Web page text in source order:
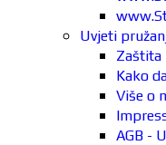
Uvjeti
Zaštita
Kako
Više o
AGB -